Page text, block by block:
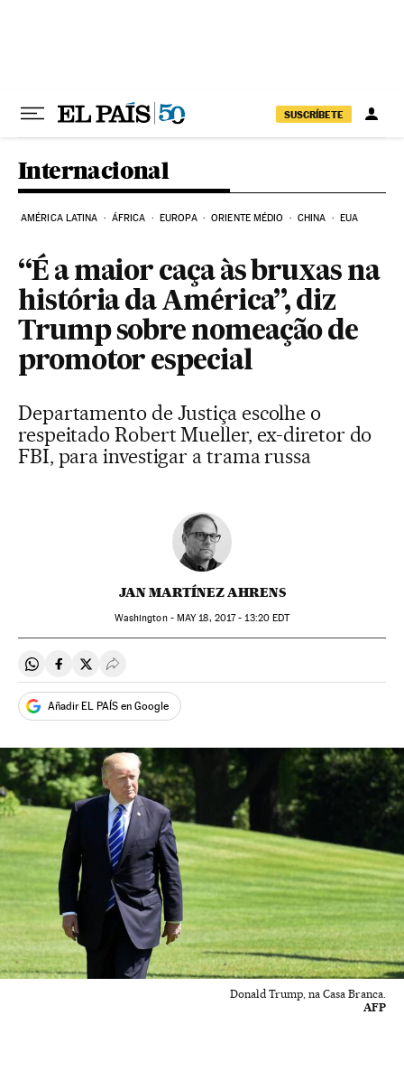
SUSCRÍBETE
Internacional
AMÉRICA LATINA ÁFRICA EUROPA ORIENTE MÉDIO CHINA EUA
“É a maior caça às bruxas na
história da América”, diz
Trump sobre nomeação de
promotor especial
Departamento de Justiça escolhe o
respeitado Robert Mueller, ex-diretor do
FBI, para investigar a trama russa
JAN MARTÍNEZ AHRENS
Washington - MAY18, 2017 - 13:20EDT
Compartir en Whatsapp
Compartir en Facebook
Compartir en Twitter
Desplegar Redes Sociales
Añadir EL PAÍS en Google
Donald Trump, na Casa Branca.
AFP